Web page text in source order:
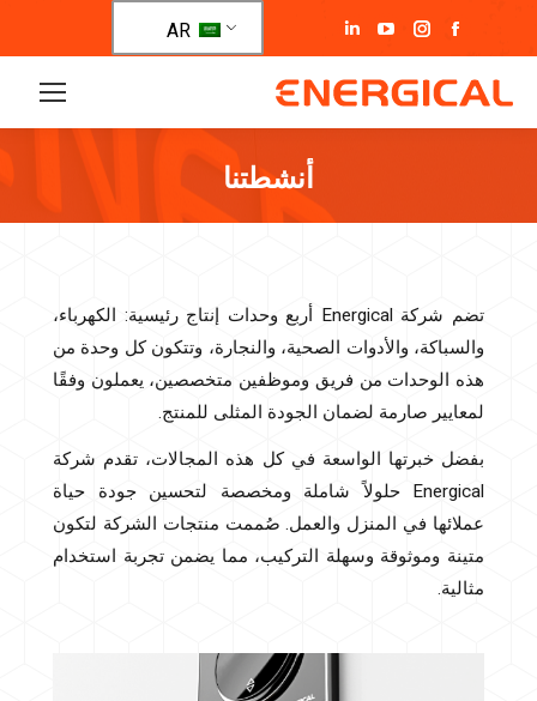
تفتح
صفحة
فيسبوك
تفتح
صفحة
انستغرام
تفتح
صفحة
يوتيوب
صفحة
لينكد
نافذة
جديدة
AR
أنشطتنا
أنت هنا:
تضم شركة Energical أربع وحدات إنتاج رئيسية: الكهرباء،
والسباكة، والأدوات الصحية، والنجارة، وتتكون كل وحدة من
هذه الوحدات من فريق وموظفين متخصصين، يعملون وفقًا
لمعايير صارمة لضمان الجودة المثلى للمنتج.
بفضل خبرتها الواسعة في كل هذه المجالات، تقدم شركة
Energical حلولاً شاملة ومخصصة لتحسين جودة حياة
عملائها في المنزل والعمل. صُممت منتجات الشركة لتكون
متينة وموثوقة وسهلة التركيب، مما يضمن تجربة استخدام
مثالية.